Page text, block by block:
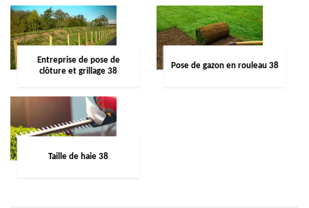
Entreprise de pose de
clôture et grillage 38
Pose de gazon en rouleau 38
Taille de haie 38